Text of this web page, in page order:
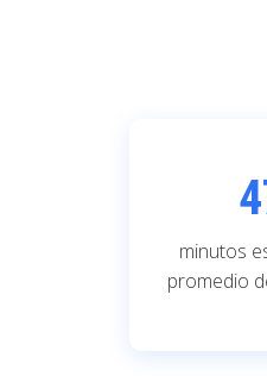
minutos
promedio